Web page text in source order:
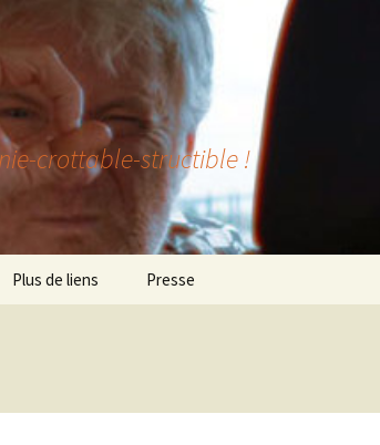
crottable-structible !
Plus de liens Presse